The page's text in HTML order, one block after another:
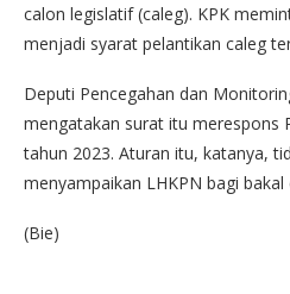
calon legislatif (caleg). KPK
menjadi syarat pelantikan caleg
Deputi Pencegahan dan
mengatakan surat itu merespons
tahun 2023. Aturan itu, katanya,
menyampaikan LHKPN bagi bakal
(Bie)